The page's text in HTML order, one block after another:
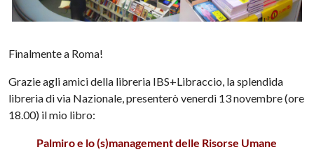
Finalmente a Roma!
Grazie agli amici della libreria IBS+Libraccio, la splendida
libreria di via Nazionale, presenterò venerdì 13 novembre (ore
18.00) il mio libro:
Palmiro e lo (s)management delle Risorse Umane